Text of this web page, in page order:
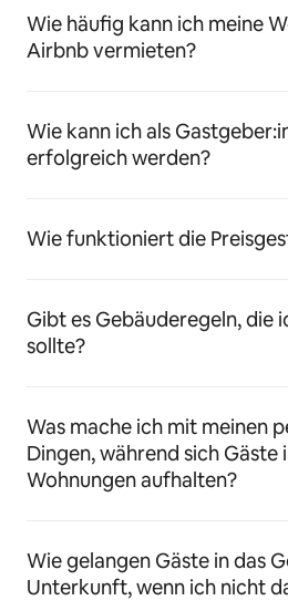
Wie häufig kann ich meine
Airbnb vermieten?
Wie kann ich als
erfolgreich werden?
Wie funktioniert die
Gibt es Gebäuderegeln, die
sollte?
Was mache ich mit meinen
Dingen, während sich Gäste
Wohnungen aufhalten?
Wie gelangen Gäste in das
Unterkunft, wenn ich nicht